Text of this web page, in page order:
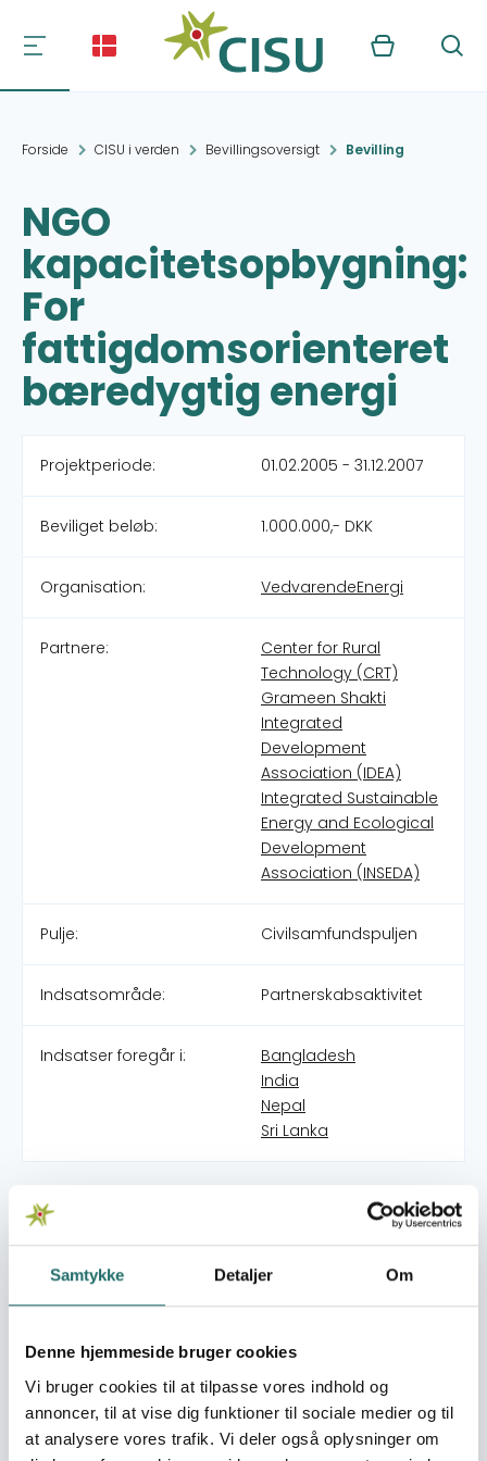
Samtykke Detaljer Om
Denne hjemmeside bruger cookies
Vi bruger cookies til at tilpasse vores indhold og
annoncer, til at vise dig funktioner til sociale medier og til
at analysere vores trafik. Vi deler også oplysninger om
Kurv Søg
Forside CISU i verden Bevillingsoversigt Bevilling
NGO
kapacitetsopbygning:
For
fattigdomsorienteret
bæredygtig energi
Projektperiode: 01.02.2005 - 31.12.2007
Beviliget beløb: 1.000.000,- DKK
Organisation: VedvarendeEnergi
Partnere:
Center for Rural
Technology (CRT)
Grameen Shakti
Integrated
Development
Association (IDEA)
Integrated Sustainable
Energy and Ecological
Development
Association (INSEDA)
Pulje: Civilsamfundspuljen
Indsatsområde: Partnerskabsaktivitet
Indsatser foregår i:
Bangladesh
India
Nepal
Sri Lanka
Øge brugen af bæredygtig energi som et værktøj til at
reducere fattigdommen i regionen
organisationer vil have øget deres aktiviteter markant for
fattiges egne organisationer og andre
civilsamfundsorganisationer. Lokal og nationalt
samarbejde med myndigheder Samarbejdet med